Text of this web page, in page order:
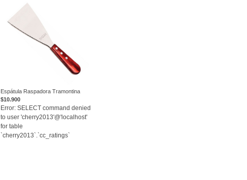
VER
Espátula Raspadora Tramontina
$10.900
Error: SELECT command denied
to user 'cherry2013'@'localhost'
for table
`cherry2013`.`cc_ratings`